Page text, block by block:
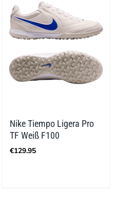
Nike Tiempo Ligera Pro
TF Weiß F100
€129.95